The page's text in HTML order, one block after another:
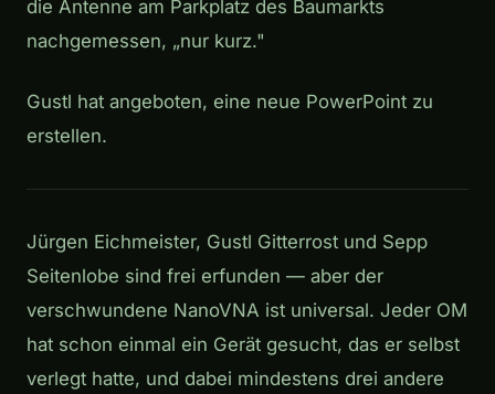
die Antenne am Parkplatz des Baumarkts
nachgemessen, „nur kurz."
Gustl hat angeboten, eine neue PowerPoint zu
erstellen.
Jürgen Eichmeister, Gustl Gitterrost und Sepp
Seitenlobe sind frei erfunden — aber der
verschwundene NanoVNA ist universal. Jeder OM
hat schon einmal ein Gerät gesucht, das er selbst
verlegt hatte, und dabei mindestens drei andere